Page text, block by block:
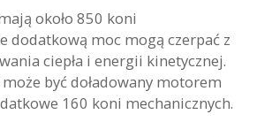
około 850 koni
dodatkową moc mogą czerpać z
ciepła i energii kinetycznej.
być doładowany motorem
160 koni mechanicznych.